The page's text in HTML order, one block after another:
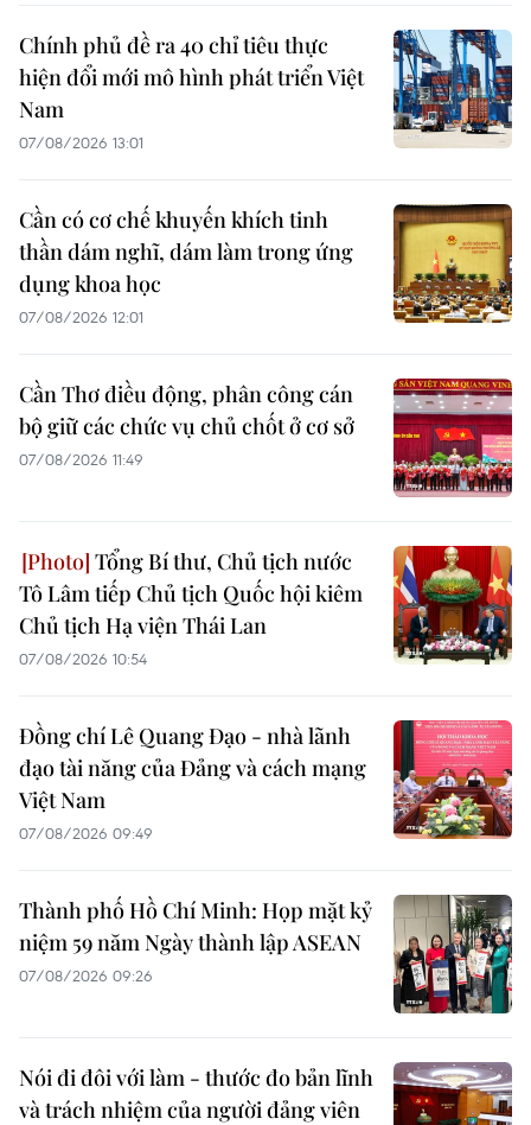
Chính phủ đề ra 40 chỉ tiêu thực
hiện đổi mới mô hình phát triển Việt
Nam
07/08/2026 13:01
Cần có cơ chế khuyến khích tinh
thần dám nghĩ, dám làm trong ứng
dụng khoa học
07/08/2026 12:01
Cần Thơ điều động, phân công cán
bộ giữ các chức vụ chủ chốt ở cơ sở
07/08/2026 11:49
Tổng Bí thư, Chủ tịch nước
Tô Lâm tiếp Chủ tịch Quốc hội kiêm
Chủ tịch Hạ viện Thái Lan
07/08/2026 10:54
Đồng chí Lê Quang Đạo - nhà lãnh
đạo tài năng của Đảng và cách mạng
Việt Nam
07/08/2026 09:49
Thành phố Hồ Chí Minh: Họp mặt kỷ
niệm 59 năm Ngày thành lập ASEAN
07/08/2026 09:26
Nói đi đôi với làm - thước đo bản lĩnh
và trách nhiệm của người đảng viên